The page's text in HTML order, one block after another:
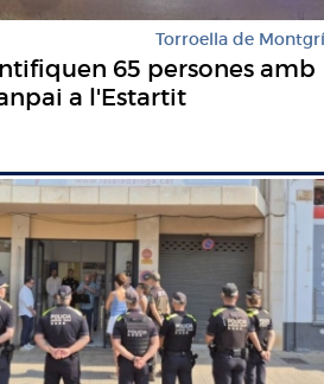
Torroella de Montgrí
65 persones amb
a l'Estartit